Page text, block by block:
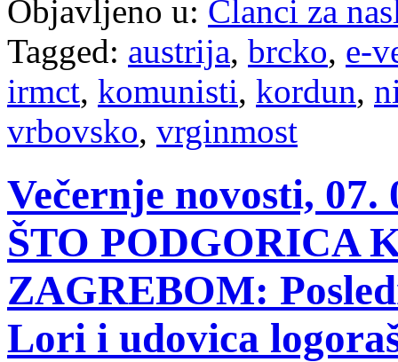
Objavljeno u: Članci za
Tagged: austrija, brcko, e-
irmct, komunisti, kordun,
vrbovsko, vrginmost
Večernje novosti,
ŠTO PODGORICA
ZAGREBOM:
Lori i udovica